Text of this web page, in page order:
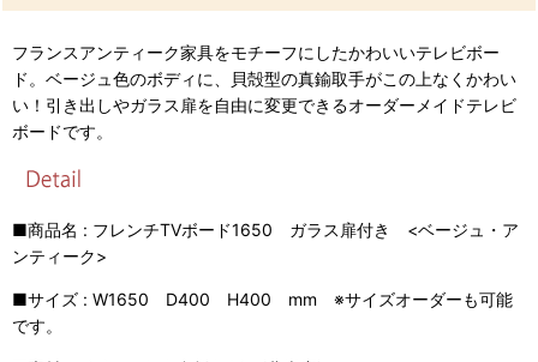
フランスアンティーク家具をモチーフにしたかわいいテレビボー
ド。ベージュ色のボディに、貝殻型の真鍮取手がこの上なくかわい
い！引き出しやガラス扉を自由に変更できるオーダーメイドテレビ
ボードです。
■商品名 : フレンチTVボード1650 ガラス扉付き <ベージュ・ア
ンティーク>
■サイズ : W1650 D400 H400 mm ※サイズオーダーも可能
です。